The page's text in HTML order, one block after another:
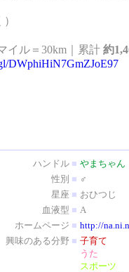
イル＝30km｜累計 約
DWphiHiN7GmZJoE97
ハンドル ■ やまちゃん
性別 ■ ♂
星座 ■ おひつじ
血液型 ■ A
ホームページ ■ http://
興味のある分野 ■ 子育て
うた
スポーツ